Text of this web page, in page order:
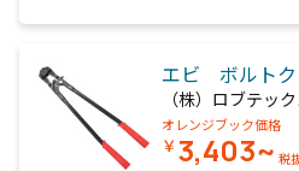
エビ ボルトク
（株）ロブテッ
オレンジブック価格
￥3,403~ 税